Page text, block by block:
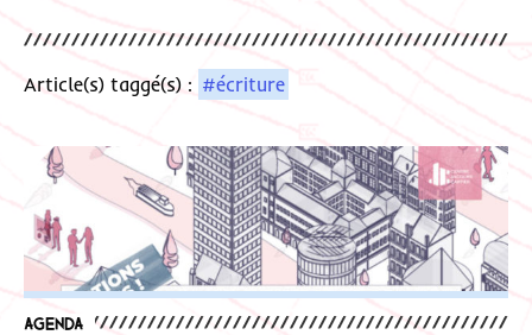
Article(s) taggé(s) : #écriture
Agenda